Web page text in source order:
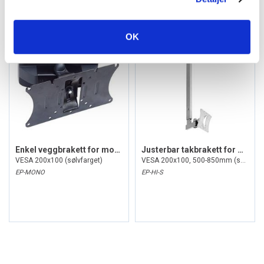
OK
Enkel veggbrakett for monitorer
VESA 200x100 (sølvfarget)
EP-MONO
Justerbar takbrakett for monitor
VESA 200x100, 500-850mm (sort)
EP-HI-S